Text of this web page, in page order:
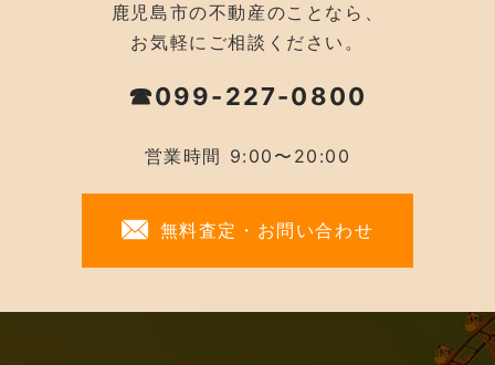
鹿児島市の不動産のことなら、
お気軽にご相談ください。
☎099-227-0800
営業時間 9:00〜20:00
無料査定・お問い合わせ